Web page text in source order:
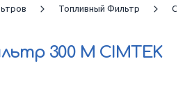
Топливный Фильтр
300 M CIMTEK